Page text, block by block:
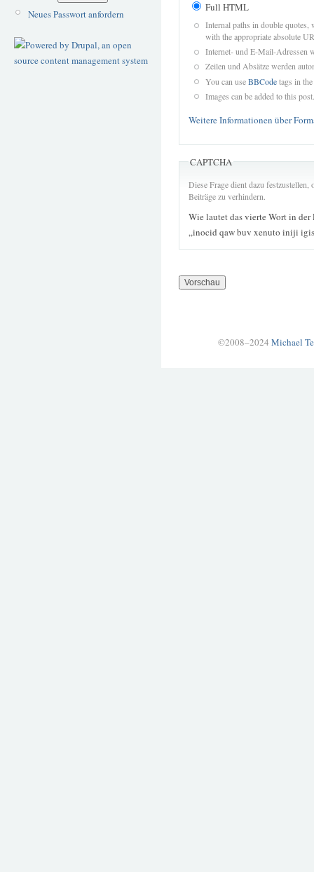
Neues Passwort anfordern
Full HTML
Internal paths in double quotes,
with the appropriate absolute
Internet- und E-Mail-Adressen
Zeilen und Absätze werden
You can useBBCodetags in
Images can be added to this post.
Weitere Informationen über
CAPTCHA
Diese Frage dient dazu
Beiträge zu verhindern.
Wie lautet das vierte Wort in der
„inocid qaw buv xenuto iniji
©2008–2024 Michael